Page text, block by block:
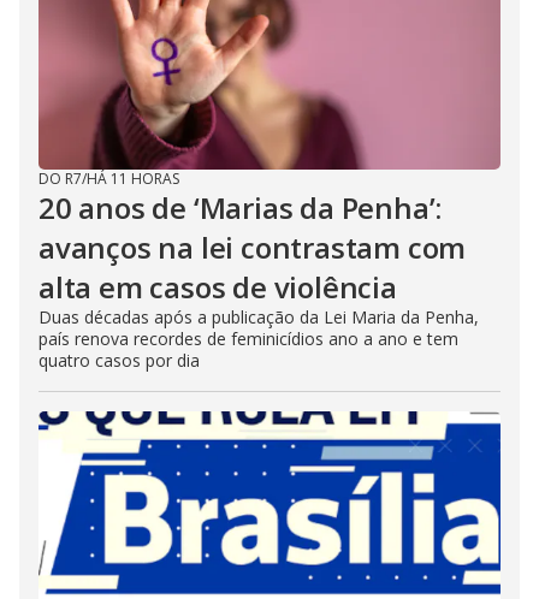
DO R7/HÁ 11 HORAS
20 anos de ‘Marias da Penha’:
avanços na lei contrastam com
alta em casos de violência
Duas décadas após a publicação da Lei Maria da Penha,
país renova recordes de feminicídios ano a ano e tem
quatro casos por dia